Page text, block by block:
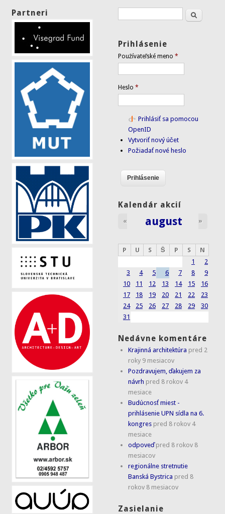
Partneri Vyhľadávanie
Hľadať
Prihlásenie
Používateľské meno*
Heslo*
Prihlásiť sa pomocou
OpenID
Vytvoriť nový účet
Požiadať nové heslo
Kalendár akcií
august
« »
P U S Š P S
N
1
2
3
4 5 6 7 8
9
10
11 12 13 14 15
16
17
18 19 20 21 22
23
24
25 26 27 28 29
30
31
Nedávne komentáre
Krajinná architektúra pred 2
roky 9 mesiacov
Pozdravujem, ďakujem za
návrh pred 8 rokov 4
mesiace
Budúcnosť miest -
prihlásenie UPN sídla na 6.
kongres pred 8 rokov 4
mesiace
odpoveď pred 8 rokov 8
mesiacov
regionálne stretnutie
Banská Bystrica pred 8
rokov 8 mesiacov
Zasielanie